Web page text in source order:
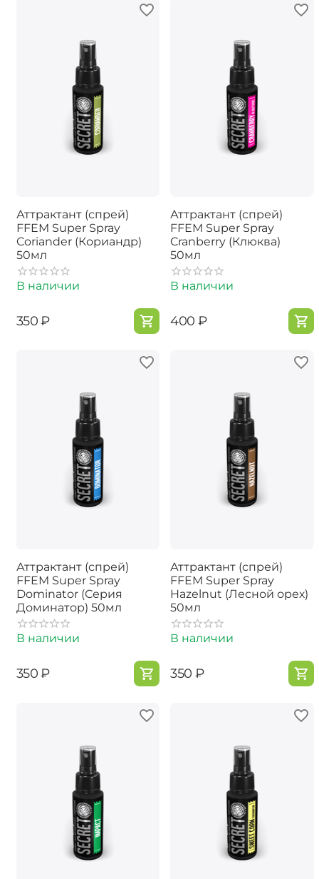
Аттрактант (спрей)
FFEM Super Spray
Coriander (Кориандр)
50мл
В наличии
‍350‍ ₽
Аттрактант (спрей)
FFEM Super Spray
Cranberry (Клюква)
50мл
В наличии
‍400‍ ₽
Аттрактант (спрей)
FFEM Super Spray
Dominator (Серия
Доминатор) 50мл
В наличии
‍350‍ ₽
Аттрактант (спрей)
FFEM Super Spray
Hazelnut (Лесной орех)
50мл
В наличии
‍350‍ ₽